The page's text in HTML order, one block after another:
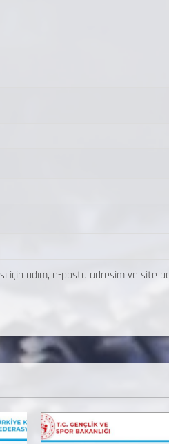
için adım, e-posta adresim ve site